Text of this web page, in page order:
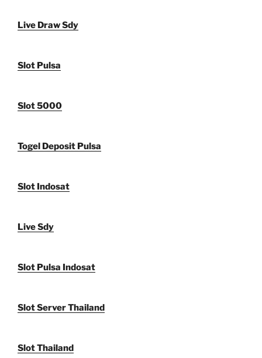
Live Draw Sdy
Slot Pulsa
Slot 5000
Togel Deposit Pulsa
Slot Indosat
Live Sdy
Slot Pulsa Indosat
Slot Server Thailand
Slot Thailand